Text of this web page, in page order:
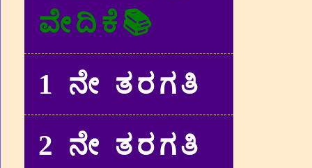
ವೇದಿಕೆ📚
1 ನೇ ತರಗತಿ
2 ನೇ ತರಗತಿ